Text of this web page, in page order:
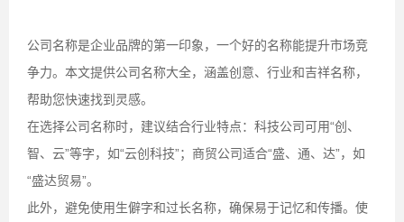
公司名称是企业品牌的第一印象，一个好的名称能提升市场竞
争力。本文提供公司名称大全，涵盖创意、行业和吉祥名称，
帮助您快速找到灵感。
在选择公司名称时，建议结合行业特点：科技公司可用“创、
智、云”等字，如“云创科技”；商贸公司适合“盛、通、达”，如
“盛达贸易”。
此外，避免使用生僻字和过长名称，确保易于记忆和传播。使